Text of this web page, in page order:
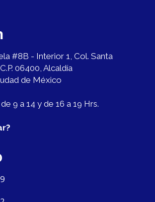
#8B - Interior 1, Col. Santa
06400, Alcaldía
de México
9 a 14 y de 16 a 19 Hrs.